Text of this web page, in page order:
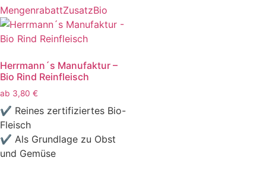
MengenrabattZusatzBio
Herrmann´s Manufaktur –
Bio Rind Reinfleisch
ab 3,80 €
✔ Reines zertifiziertes Bio-
Fleisch
✔ Als Grundlage zu Obst
und Gemüse